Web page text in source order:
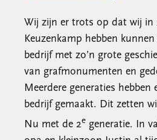
Wij zijn er trots op dat wij in
Keuzenkamp hebben
bedrijf met zo’n grote
van grafmonumenten en
Meerdere generaties hebben
bedrijf gemaakt. Dit zetten
Nu met de 2e generatie. In